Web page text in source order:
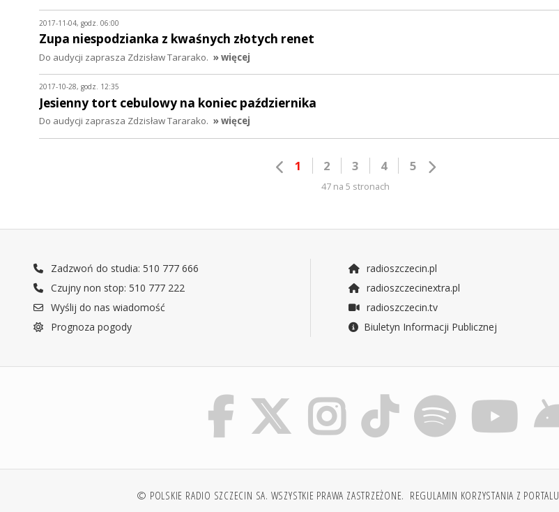
2017-11-04, godz. 06:00
Zupa niespodzianka z kwaśnych złotych renet
Do audycji zaprasza Zdzisław Tararako. » więcej
2017-10-28, godz. 12:35
Jesienny tort cebulowy na koniec października
Do audycji zaprasza Zdzisław Tararako. » więcej
1 2 3 4 5
47 na 5 stronach
Zadzwoń do studia: 510 777 666
Czujny non stop: 510 777 222
Wyślij do nas wiadomość
Prognoza pogody
radioszczecin.pl
radioszczecinextra.pl
radioszczecin.tv
Biuletyn Informacji Publicznej
© POLSKIE RADIO SZCZECIN SA. WSZYSTKIE PRAWA ZASTRZEŻONE. REGULAMIN KORZYSTANIA Z PORTALU